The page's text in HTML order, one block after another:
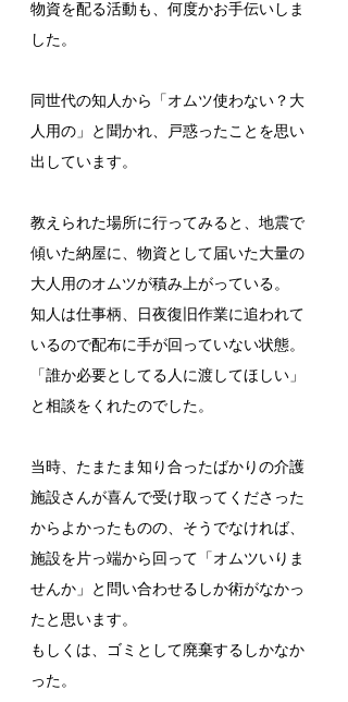
物資を配る活動も、何度かお手伝いしま
した。
同世代の知人から「オムツ使わない？大
人用の」と聞かれ、戸惑ったことを思い
出しています。
教えられた場所に行ってみると、地震で
傾いた納屋に、物資として届いた大量の
大人用のオムツが積み上がっている。
知人は仕事柄、日夜復旧作業に追われて
いるので配布に手が回っていない状態。
「誰か必要としてる人に渡してほしい」
と相談をくれたのでした。
当時、たまたま知り合ったばかりの介護
施設さんが喜んで受け取ってくださった
からよかったものの、そうでなければ、
施設を片っ端から回って「オムツいりま
せんか」と問い合わせるしか術がなかっ
たと思います。
もしくは、ゴミとして廃棄するしかなか
った。